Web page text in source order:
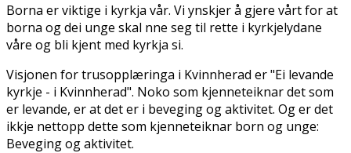
Borna er viktige i kyrkja vår. Vi ynskjer å gjere vårt for at
borna og dei unge skal finne seg til rette i kyrkjelydane
våre og bli kjent med kyrkja si.
Visjonen for trusopplæringa i Kvinnherad er "Ei levande
kyrkje - i Kvinnherad". Noko som kjenneteiknar det som
er levande, er at det er i beveging og aktivitet. Og er det
ikkje nettopp dette som kjenneteiknar born og unge:
Beveging og aktivitet.